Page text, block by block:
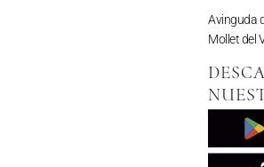
Avinguda
Mollet del